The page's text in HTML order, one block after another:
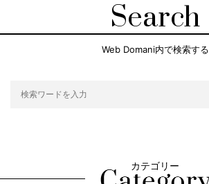
Search
Web Domani内で検索する
カテゴリー